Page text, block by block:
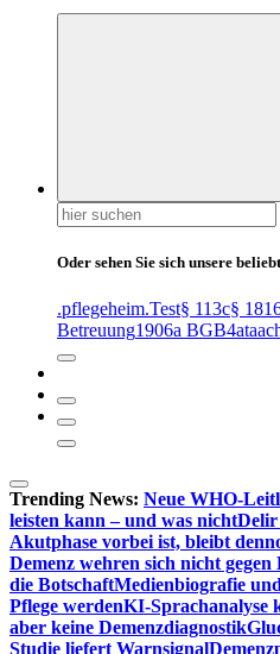
Suchen
nach:
Oder sehen Sie sich unsere
.pflegeheim.Test§ 113c§
Betreuung1906a BGB4at
Trending News: Neue WHO-
leisten kann – und was nichtDelir
Akutphase vorbei ist, bleibt
Demenz wehren sich nicht gegen
die BotschaftMedienbiografie
Pflege werdenKI-Sprachanalyse
aber keine Demenzdiagnostik
Studie liefert Warnsignal